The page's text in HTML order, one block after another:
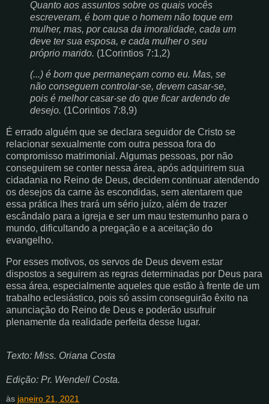
Quanto aos assuntos sobre os quais vocês
escreveram, é bom que o homem não toque em
mulher, mas, por causa da imoralidade, cada um
deve ter sua esposa, e cada mulher o seu
próprio marido. (1Corintios 7:1,2)
(...) é bom que permaneçam como eu. Mas, se
não conseguem controlar-se, devem casar-se,
pois é melhor casar-se do que ficar ardendo de
desejo. (1Corintios 7:8,9)
É errado alguém que se declara seguidor de Cristo se
relacionar sexualmente com outra pessoa fora do
compromisso matrimonial. Algumas pessoas, por não
conseguirem se conter nessa área, após adquirirem sua
cidadania no Reino de Deus, decidem continuar atendendo
os desejos da carne às escondidas, sem atentarem que
essa prática lhes trará um sério juízo, além de trazer
escândalo para a igreja e ser um mau testemunho para o
mundo, dificultando a pregação e a aceitação do
evangelho.
Por esses motivos, os servos de Deus devem estar
dispostos a seguirem as regras determinadas por Deus para
essa área, especialmente aqueles que estão à frente de um
trabalho eclesiástico, pois só assim conseguirão êxito na
anunciação do Reino de Deus e poderão usufruir
plenamente da realidade perfeita desse lugar.
Texto: Miss. Oriana Costa
Edição: Pr. Wendell Costa.
às janeiro 21, 2021